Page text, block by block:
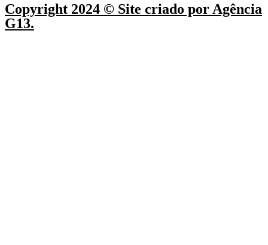
Copyright 2024 © Site criado por Agência
G13.